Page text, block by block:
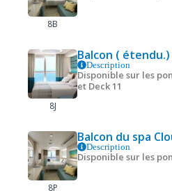
8B
8J
Balcon ( étendu.)
Description
Disponible sur les
et Deck 11
8P
Balcon du spa
Description
Disponible sur les